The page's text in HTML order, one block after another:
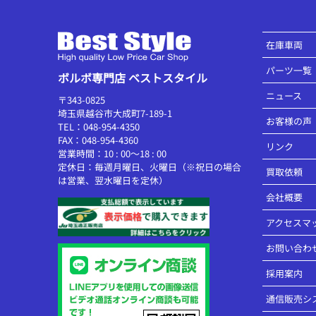
ボルボ専門店 ベストスタイル
〒343-0825
埼玉県越谷市大成町7-189-1
TEL：048-954-4350
FAX：048-954-4360
営業時間：10 : 00～18 : 00
定休日：毎週月曜日、火曜日（※祝日の場合
は営業、翌水曜日を定休）
在庫車両
パーツ一覧
ニュース
お客様の声
リンク
買取依頼
会社概要
アクセスマ
お問い合わ
採用案内
通信販売シ